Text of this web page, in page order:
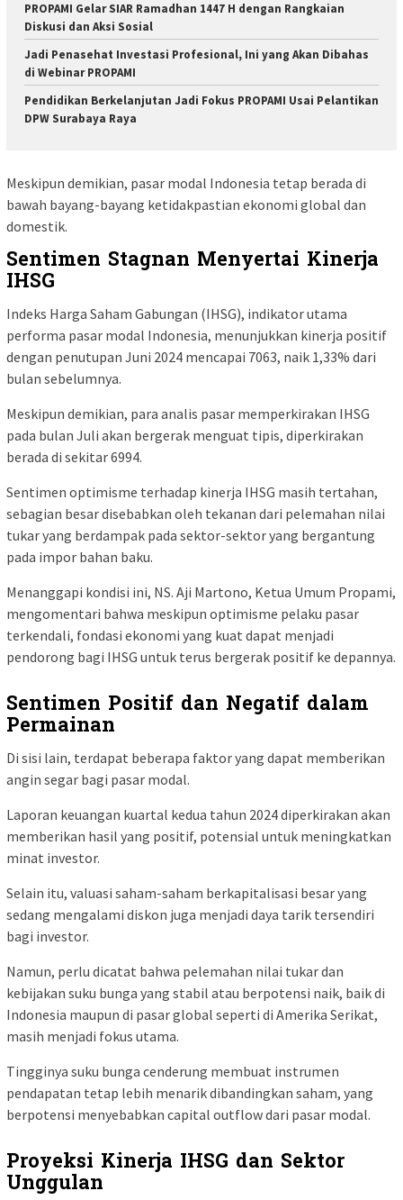
PROPAMI Gelar SIAR Ramadhan 1447 H dengan Rangkaian
Diskusi dan Aksi Sosial
Jadi Penasehat Investasi Profesional, Ini yang Akan Dibahas
di Webinar PROPAMI
Pendidikan Berkelanjutan Jadi Fokus PROPAMI Usai Pelantikan
DPW Surabaya Raya
Meskipun demikian, pasar modal Indonesia tetap berada di
bawah bayang-bayang ketidakpastian ekonomi global dan
domestik.
Sentimen Stagnan Menyertai Kinerja
IHSG
Indeks Harga Saham Gabungan (IHSG), indikator utama
performa pasar modal Indonesia, menunjukkan kinerja positif
dengan penutupan Juni 2024 mencapai 7063, naik 1,33% dari
bulan sebelumnya.
Meskipun demikian, para analis pasar memperkirakan IHSG
pada bulan Juli akan bergerak menguat tipis, diperkirakan
berada di sekitar 6994.
Sentimen optimisme terhadap kinerja IHSG masih tertahan,
sebagian besar disebabkan oleh tekanan dari pelemahan nilai
tukar yang berdampak pada sektor-sektor yang bergantung
pada impor bahan baku.
Menanggapi kondisi ini, NS. Aji Martono, Ketua Umum Propami,
mengomentari bahwa meskipun optimisme pelaku pasar
terkendali, fondasi ekonomi yang kuat dapat menjadi
pendorong bagi IHSG untuk terus bergerak positif ke depannya.
Sentimen Positif dan Negatif dalam
Permainan
Di sisi lain, terdapat beberapa faktor yang dapat memberikan
angin segar bagi pasar modal.
Laporan keuangan kuartal kedua tahun 2024 diperkirakan akan
memberikan hasil yang positif, potensial untuk meningkatkan
minat investor.
Selain itu, valuasi saham-saham berkapitalisasi besar yang
sedang mengalami diskon juga menjadi daya tarik tersendiri
bagi investor.
Namun, perlu dicatat bahwa pelemahan nilai tukar dan
kebijakan suku bunga yang stabil atau berpotensi naik, baik di
Indonesia maupun di pasar global seperti di Amerika Serikat,
masih menjadi fokus utama.
Tingginya suku bunga cenderung membuat instrumen
pendapatan tetap lebih menarik dibandingkan saham, yang
berpotensi menyebabkan capital outflow dari pasar modal.
Proyeksi Kinerja IHSG dan Sektor
Unggulan